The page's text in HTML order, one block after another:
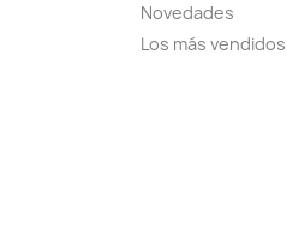
Novedades
Los más vendidos